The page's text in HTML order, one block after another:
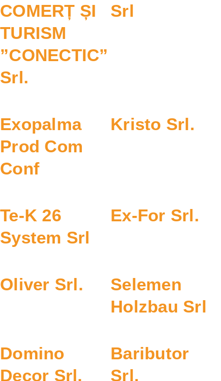
COMERȚ ȘI
TURISM
”CONECTIC”
Srl.
Srl
Exopalma
Prod Com
Conf
Kristo Srl.
Te-K 26
System Srl
Ex-For Srl.
Oliver Srl.
Selemen
Holzbau Srl
Domino
Decor Srl.
Baributor
Srl.